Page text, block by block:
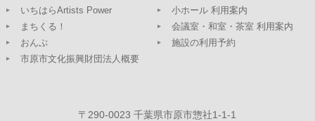
いちはらArtists Power
まちくる！
おんぷ
市原市文化振興財団法人概要
小ホール 利用案内
会議室・和室・茶室 利用案内
施設の利用予約
〒290-0023 千葉県市原市惣社1-1-1